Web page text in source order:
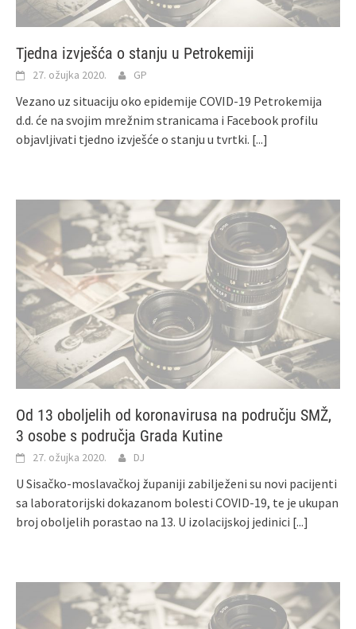
Tjedna izvješća o stanju u Petrokemiji
27. ožujka 2020. GP
Vezano uz situaciju oko epidemije COVID-19 Petrokemija
d.d. će na svojim mrežnim stranicama i Facebook profilu
objavljivati tjedno izvješće o stanju u tvrtki. [...]
Od 13 oboljelih od koronavirusa na području SMŽ,
3 osobe s područja Grada Kutine
27. ožujka 2020. DJ
U Sisačko-moslavačkoj županiji zabilježeni su novi pacijenti
sa laboratorijski dokazanom bolesti COVID-19, te je ukupan
broj oboljelih porastao na 13. U izolacijskoj jedinici [...]